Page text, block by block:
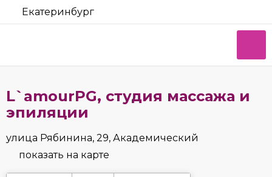
Екатеринбург
L`amourPG, студия массажа и
эпиляции
улица Рябинина, 29, Академический
показать на карте